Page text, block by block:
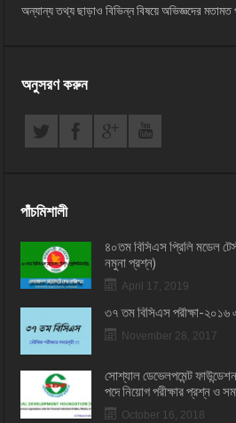
অন্যান্য তথ্য ছাড়াও বিভিন্ন বিষয়ে অভিজ্ঞদের
অনুসরণ করুন
পাঁচমিশালী
৪০তম বিসিএস প্রিলি মডেল
নমুনা প্রশ্ন)
April 17, 2019
৩৭ তম বিসিএস পরীক্ষা-২০১৬
November 28, 2017
সোশ্যাল ডেভেলপমেন্ট
পদে নিয়োগ পরীক্ষার প্রশ্ন ও
October 16, 2018